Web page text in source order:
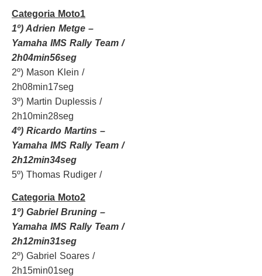
Categoria Moto1
1º) Adrien Metge –
Yamaha IMS Rally Team /
2h04min56seg
2º) Mason Klein /
2h08min17seg
3º) Martin Duplessis /
2h10min28seg
4º) Ricardo Martins –
Yamaha IMS Rally Team /
2h12min34seg
5º) Thomas Rudiger /
Categoria Moto2
1º) Gabriel Bruning –
Yamaha IMS Rally Team /
2h12min31seg
2º) Gabriel Soares /
2h15min01seg